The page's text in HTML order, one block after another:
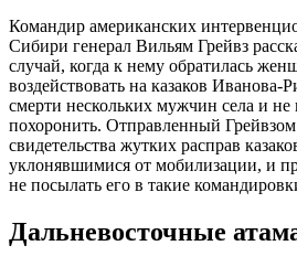
Командир американских
Сибири генерал Вильям Грейвз
случай, когда к нему обратилась
воздействовать на казаков
смерти нескольких мужчин села и
похоронить. Отправленный
свидетельства жутких расправ
уклонявшимися от мобилизации, и
не посылать его в такие
Дальневосточные